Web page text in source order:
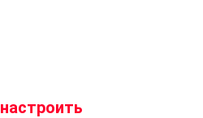
настроить